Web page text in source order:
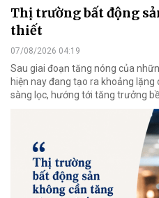
Thị trường bất động
thiết
07/08/2026 04:19
Sau giai đoạn tăng nóng của
hiện nay đang tạo ra khoảng
sàng lọc, hướng tới tăng trưởng